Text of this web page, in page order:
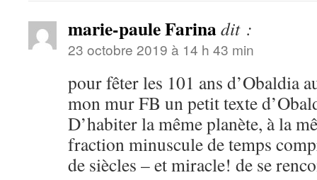
marie-paule Farinadit :
23 octobre 2019 à 14 h 43 min
pour fêter les 101 ans d’Obaldia
mon mur FB un petit texte
D’habiter la même planète, à la
fraction minuscule de temps
de siècles – et miracle! de se